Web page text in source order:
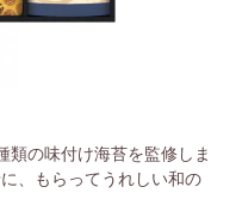
類の味付け海苔を監修しま
、もらってうれしい和の